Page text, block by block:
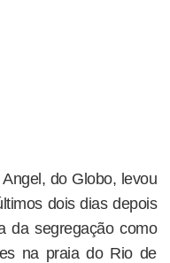
do Globo, levou
dois dias depois
da segregação como
na praia do Rio de